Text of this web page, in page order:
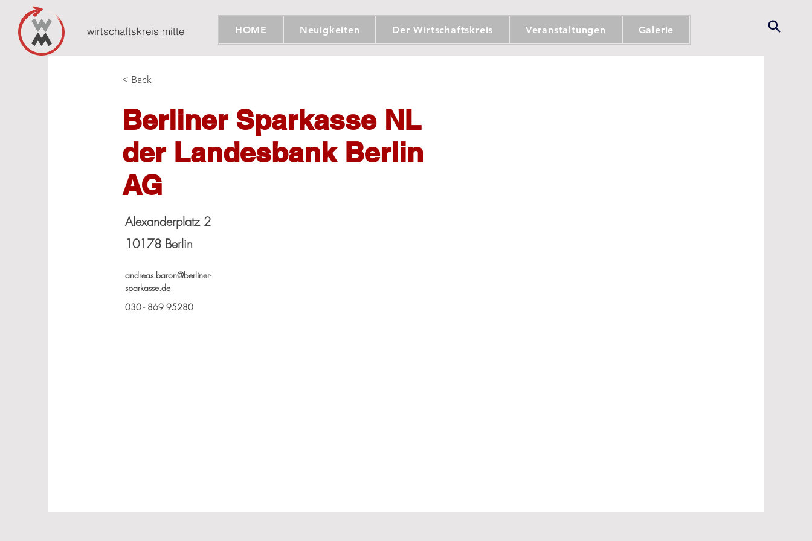
wirtschaftskreis mitte HOME Neuigkeiten Der Wirtschaftskreis Veranstaltungen Galerie
< Back
Berliner Sparkasse NL
der Landesbank Berlin
AG
Alexanderplatz 2
10178 Berlin
andreas.baron@berliner-
sparkasse.de
030 - 869 95280